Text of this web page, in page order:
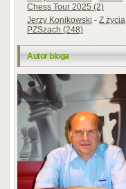
Chess Tour 2025 (2)
Jerzy Konikowski-Z życia
PZSzach (248)
Autor bloga